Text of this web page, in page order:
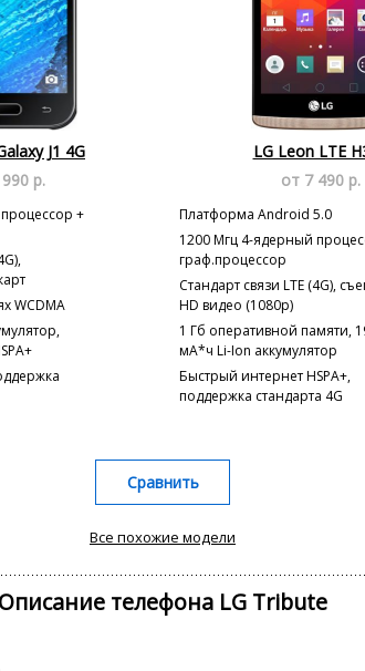
J1 4G
р.
+
WCDMA
LG Leon LTE
от 7 490 р.
Платформа Android 5.0
1200 Мгц 4-ядерный
граф.процессор
Стандарт связи LTE (4G),
HD видео (1080p)
1 Гб оперативной памяти,
мА*ч Li-Ion аккумулятор
Быстрый интернет HSPA+,
поддержка стандарта 4G
Сравнить
Все похожие модели
Описание телефона LG Tribute